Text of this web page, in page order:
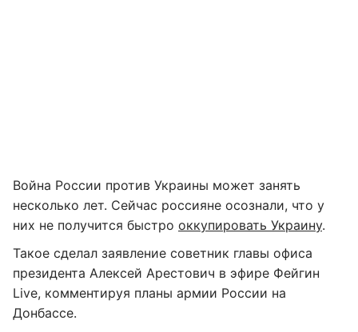
Война России против Украины может занять
несколько лет. Сейчас россияне осознали, что у
них не получится быстро оккупировать Украину.
Такое сделал заявление советник главы офиса
президента Алексей Арестович в эфире Фейгин
Live, комментируя планы армии России на
Донбассе.